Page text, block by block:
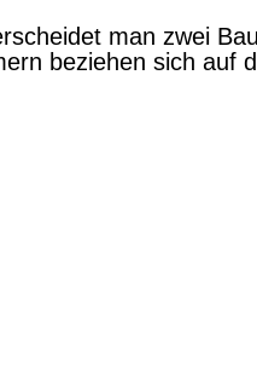
man zwei
beziehen sich auf